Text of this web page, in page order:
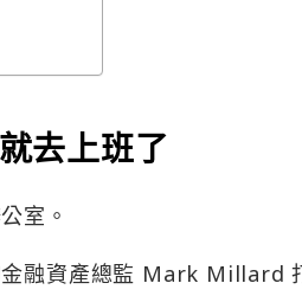
去上班了
室。
融資產總監 Mark Millard